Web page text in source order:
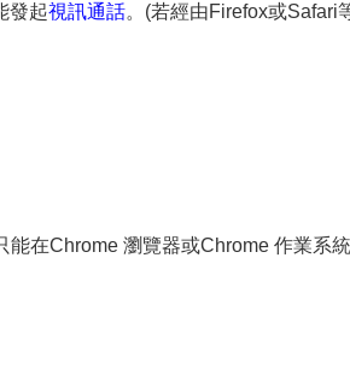
發起視訊通話。(若經由Firefox或Safari
在Chrome 瀏覽器或Chrome 作業系